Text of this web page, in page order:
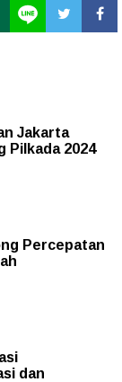
Jakarta
Pilkada 2024
Percepatan
dan